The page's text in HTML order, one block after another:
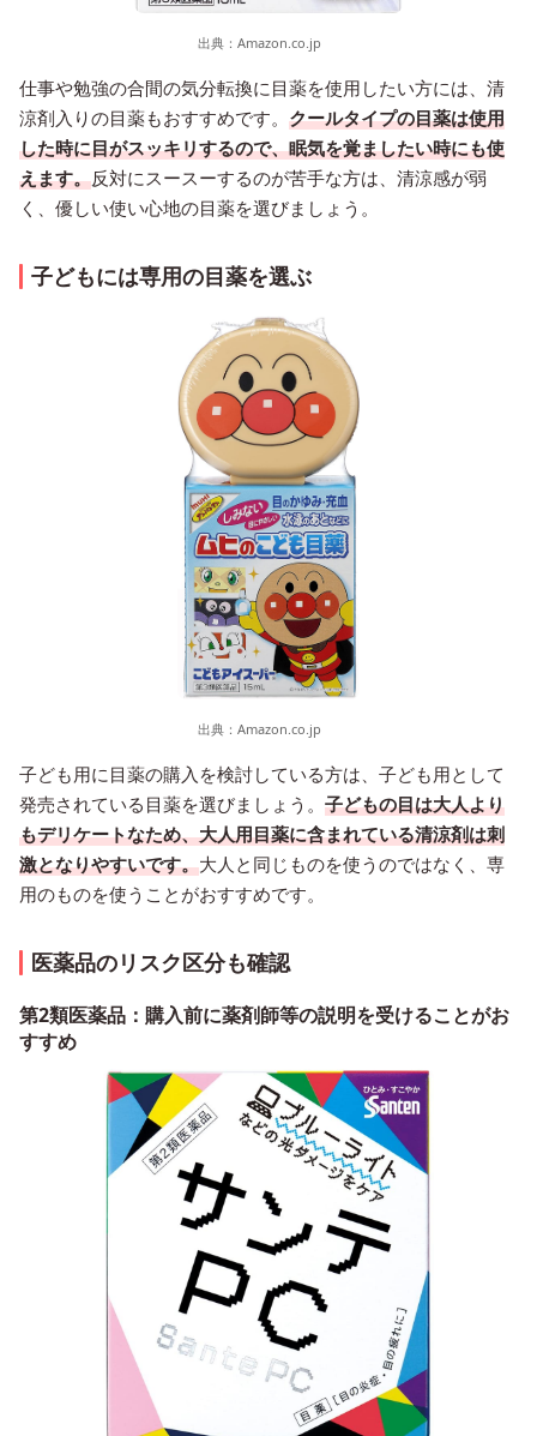
出典： Amazon.co.jp
仕事や勉強の合間の気分転換に目薬を使用したい方には、清
涼剤入りの目薬もおすすめです。 クールタイプの目薬は使用
した時に目がスッキリするので、眠気を覚ましたい時にも使
えます。反対にスースーするのが苦手な方は、清涼感が弱
く、優しい使い心地の目薬を選びましょう。
子どもには専用の目薬を選ぶ
出典： Amazon.co.jp
子ども用に目薬の購入を検討している方は、子ども用として
発売されている目薬を選びましょう。 子どもの目は大人より
もデリケートなため、大人用目薬に含まれている清涼剤は刺
激となりやすいです。大人と同じものを使うのではなく、専
用のものを使うことがおすすめです。
医薬品のリスク区分も確認
第2類医薬品：購入前に薬剤師等の説明を受けることがお
すすめ